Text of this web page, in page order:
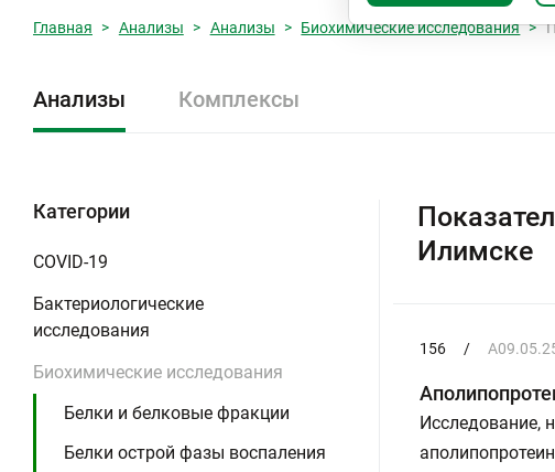
Главная Анализы Анализы Биохимические исследования
Анализы Комплексы
Категории
COVID-19
Бактериологические
исследования
Биохимические исследования
Белки и белковые фракции
Белки острой фазы воспаления
Илимске
156 /
Исследование,